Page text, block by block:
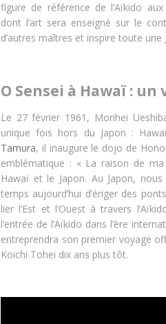
figure de référence de l’Aïkido
dont l’art sera enseigné sur le
d’autres maîtres et inspire toute
O Sensei à Hawaï :
Le 27 février 1961, Morihei
unique fois hors du Japon :
Tamura, il inaugure le dojo de
emblématique : « La raison de
Hawaï et le Japon. Au Japon,
temps aujourd’hui d’ériger des
lier l’Est et l’Ouest à travers
l’entrée de l’Aïkido dans l’ère
entreprendra son premier voyage
Koichi Tohei dix ans plus tôt.